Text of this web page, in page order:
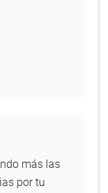
más las
por tu